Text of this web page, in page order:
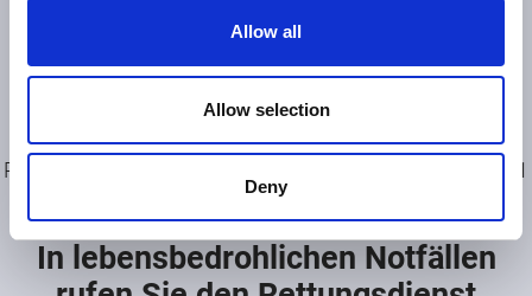
Allow all
Allow selection
Deny
Urologische Abteilung des Krankenhaus St. Josef
7820
Notfallzentrum der Barmherzigen Brüder
Prüfeninger Straße 86, 93049 Regensburg - Telefon 0941
369 3501
In lebensbedrohlichen Notfällen